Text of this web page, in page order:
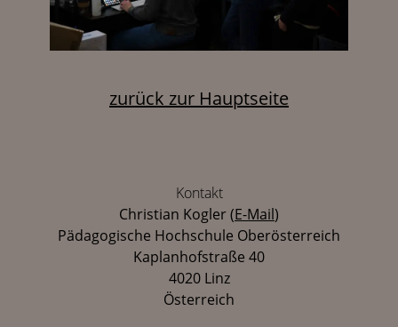
zurück zur Hauptseite
Kontakt
Christian Kogler(E-Mail)
Pädagogische Hochschule Oberösterreich
Kaplanhofstraße 40
4020 Linz
Österreich